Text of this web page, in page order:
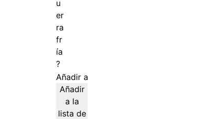
Añadir al carrito
Añadir
a la
lista de